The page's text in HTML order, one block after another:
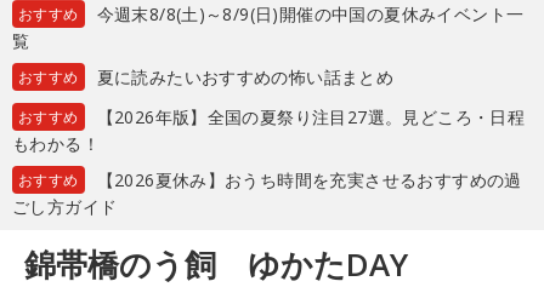
おすすめ
今週末8/8(土)～8/9(日)開催の中国の夏休みイベント一
覧
おすすめ 夏に読みたいおすすめの怖い話まとめ
おすすめ
【2026年版】全国の夏祭り注目27選。見どころ・日程
もわかる！
おすすめ
【2026夏休み】おうち時間を充実させるおすすめの過
ごし方ガイド
錦帯橋のう飼 ゆかたDAY